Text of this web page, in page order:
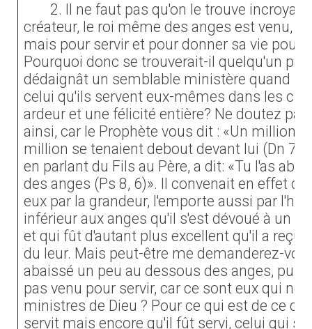
2. Il ne faut pas qu'on le trouve
créateur, le roi même des anges est venu,
mais pour servir et pour donner sa vie pour
Pourquoi donc se trouverait-il quelqu'un
dédaignât un semblable ministère quand
celui qu'ils servent eux-mêmes dans les
ardeur et une félicité entière? Ne doutez
ainsi, car le Prophète vous dit : «Un million
million se tenaient debout devant lui (Dn 7,
en parlant du Fils au Père, a dit: «Tu l'as
des anges (Ps 8, 6)». Il convenait en effet
eux par la grandeur, l'emporte aussi par
inférieur aux anges qu'il s'est dévoué à un
et qui fût d'autant plus excellent qu'il a reçu
du leur. Mais peut-être me demanderez-
abaissé un peu au dessous des anges,
pas venu pour servir, car ce sont eux qui
ministres de Dieu ? Pour ce qui est de ce
servit mais encore qu'il fût servi, celui qui